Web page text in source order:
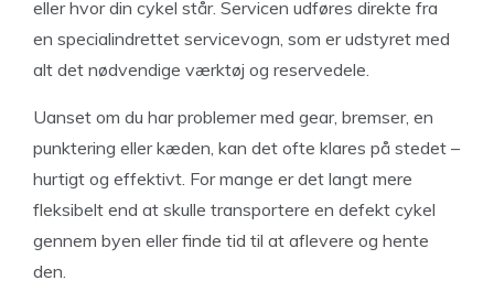
eller hvor din cykel står. Servicen udføres direkte fra
en specialindrettet servicevogn, som er udstyret med
alt det nødvendige værktøj og reservedele.
Uanset om du har problemer med gear, bremser, en
punktering eller kæden, kan det ofte klares på stedet –
hurtigt og effektivt. For mange er det langt mere
fleksibelt end at skulle transportere en defekt cykel
gennem byen eller finde tid til at aflevere og hente
den.